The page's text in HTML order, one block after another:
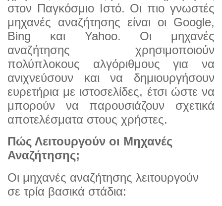
στον Παγκόσμιο Ιστό. Οι πιο γνωστές
μηχανές αναζήτησης είναι οι Google,
Bing και Yahoo. Οι μηχανές
αναζήτησης χρησιμοποιούν
πολύπλοκους αλγόριθμους για να
ανιχνεύσουν και να δημιουργήσουν
ευρετήρια με ιστοσελίδες, έτσι ώστε να
μπορούν να παρουσιάζουν σχετικά
αποτελέσματα στους χρήστες.
Πώς Λειτουργούν οι Μηχανές
Αναζήτησης;
Οι μηχανές αναζήτησης λειτουργούν
σε τρία βασικά στάδια: